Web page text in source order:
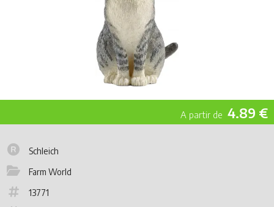
4.89 €
Schleich
Farm World
13771